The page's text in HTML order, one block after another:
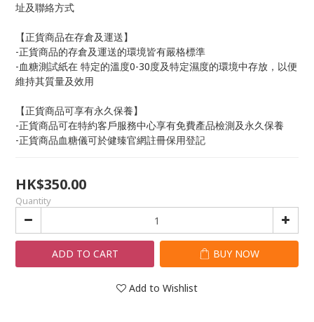
址及聯絡方式
【正貨商品在存倉及運送】
-正貨商品的存倉及運送的環境皆有嚴格標準
-血糖測試紙在 特定的溫度0-30度及特定濕度的環境中存放，以便
維持其質量及效用
【正貨商品可享有永久保養】
-正貨商品可在特約客戶服務中心享有免費產品檢測及永久保養
-正貨商品血糖儀可於健臻官網註冊保用登記
HK$350.00
Quantity
ADD TO CART BUY NOW
Add to Wishlist